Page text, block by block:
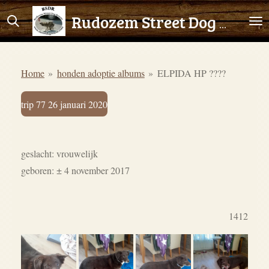
Ga
direct
hoofdinhoud
Rudozem Street Dog Rescue
Home » honden adoptie albums » ELPIDA HP ????
trip 77 26 januari 2020
geslacht: vrouwelijk
geboren: ± 4 november 2017
1412